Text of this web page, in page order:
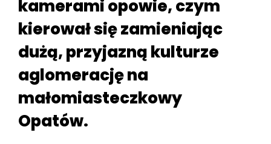
kamerami opowie, czym
kierował się zamieniając
dużą, przyjazną kulturze
aglomerację na
małomiasteczkowy
Opatów.